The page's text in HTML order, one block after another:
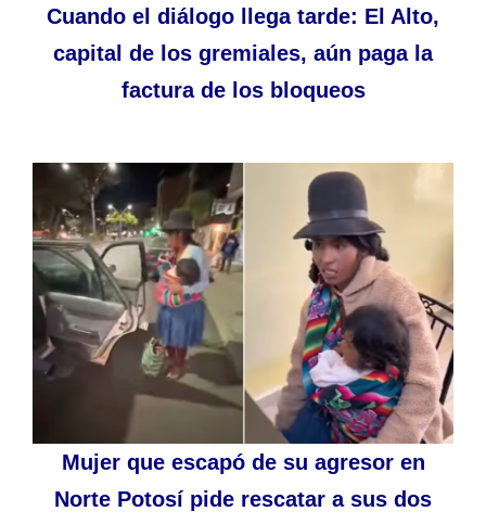
Cuando el diálogo llega tarde: El Alto,
capital de los gremiales, aún paga la
factura de los bloqueos
Mujer que escapó de su agresor en
Norte Potosí pide rescatar a sus dos